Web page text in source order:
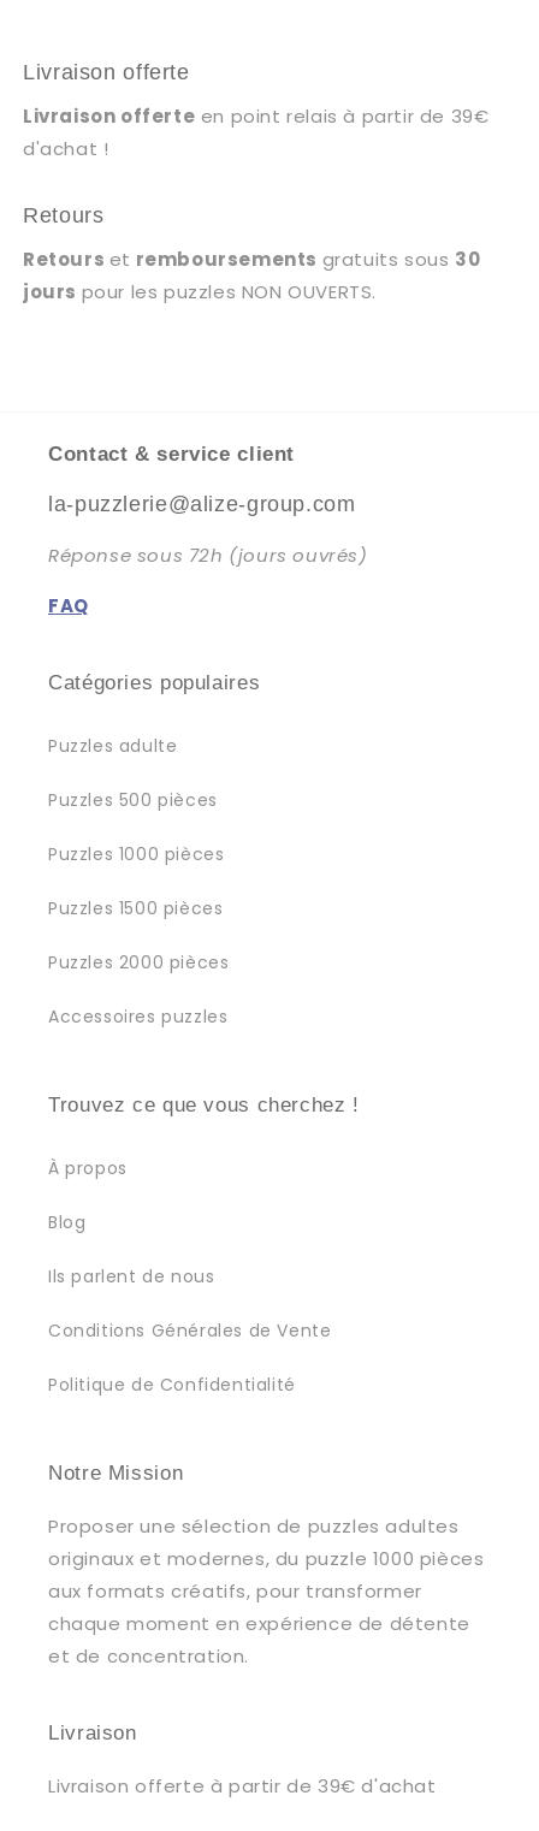
Livraison offerte
Livraison offerte en point relais à partir de 39€
d'achat !
Retours
Retours et remboursements gratuits sous 30
jours pour les puzzles NON OUVERTS.
Contact & service client
la-puzzlerie@alize-group.com
Réponse sous 72h (jours ouvrés)
FAQ
Catégories populaires
Puzzles adulte
Puzzles 500 pièces
Puzzles 1000 pièces
Puzzles 1500 pièces
Puzzles 2000 pièces
Accessoires puzzles
Trouvez ce que vous cherchez !
À propos
Blog
Ils parlent de nous
Conditions Générales de Vente
Politique de Confidentialité
Notre Mission
Proposer une sélection de puzzles adultes
originaux et modernes, du puzzle 1000 pièces
aux formats créatifs, pour transformer
chaque moment en expérience de détente
et de concentration.
Livraison
Livraison offerte à partir de 39€ d'achat